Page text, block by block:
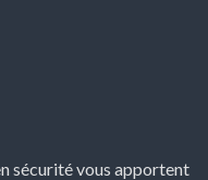
sécurité vous apportent